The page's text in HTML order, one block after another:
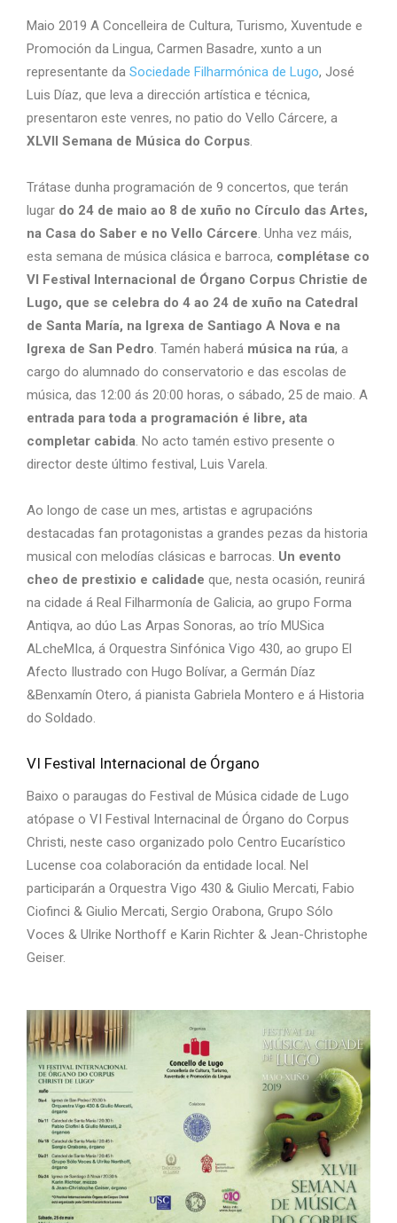
Maio 2019 A Concelleira de Cultura, Turismo, Xuventude e
Promoción da Lingua, Carmen Basadre, xunto a un
representante da Sociedade Filharmónica de Lugo, José
Luis Díaz, que leva a dirección artística e técnica,
presentaron este venres, no patio do Vello Cárcere, a
XLVII Semana de Música do Corpus.
Trátase dunha programación de 9 concertos, que terán
lugar do 24 de maio ao 8 de xuño no Círculo das Artes,
na Casa do Saber e no Vello Cárcere. Unha vez máis,
esta semana de música clásica e barroca, complétase co
VI Festival Internacional de Órgano Corpus Christie de
Lugo, que se celebra do 4 ao 24 de xuño na Catedral
de Santa María, na Igrexa de Santiago A Nova e na
Igrexa de San Pedro. Tamén haberá música na rúa, a
cargo do alumnado do conservatorio e das escolas de
música, das 12:00 ás 20:00 horas, o sábado, 25 de maio. A
entrada para toda a programación é libre, ata
completar cabida. No acto tamén estivo presente o
director deste último festival, Luis Varela.
Ao longo de case un mes, artistas e agrupacións
destacadas fan protagonistas a grandes pezas da historia
musical con melodías clásicas e barrocas. Un evento
cheo de prestixio e calidade que, nesta ocasión, reunirá
na cidade á Real Filharmonía de Galicia, ao grupo Forma
Antiqva, ao dúo Las Arpas Sonoras, ao trío MUSica
ALcheMIca, á Orquestra Sinfónica Vigo 430, ao grupo El
Afecto Ilustrado con Hugo Bolívar, a Germán Díaz
&Benxamín Otero, á pianista Gabriela Montero e á Historia
do Soldado.
VI Festival Internacional de Órgano
Baixo o paraugas do Festival de Música cidade de Lugo
atópase o VI Festival Internacinal de Órgano do Corpus
Christi, neste caso organizado polo Centro Eucarístico
Lucense coa colaboración da entidade local. Nel
participarán a Orquestra Vigo 430 & Giulio Mercati, Fabio
Ciofinci & Giulio Mercati, Sergio Orabona, Grupo Sólo
Voces & Ulrike Northoff e Karin Richter & Jean-Christophe
Geiser.